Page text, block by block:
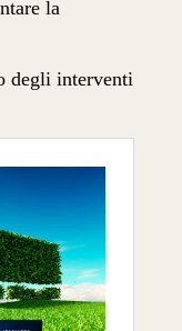
la
degli interventi